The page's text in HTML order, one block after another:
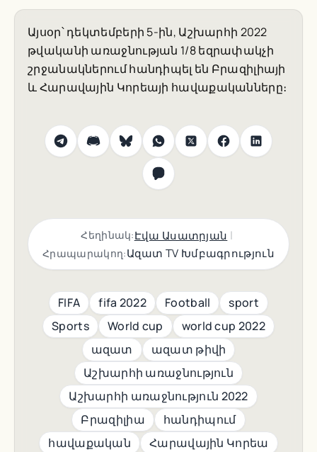
Այսօր՝ դեկտեմբերի 5-ին, Աշխարհի 2022
թվականի առաջնության 1/8 եզրափակչի
շրջանակներում հանդիպել են Բրազիլիայի
և Հարավային Կորեայի հավաքականները։
Հեղինակ:Էվա Ասատրյան |
Հրապարակող:Ազատ TV Խմբագրություն
FIFA fifa 2022 Football
sport
Sports
World cup
world cup 2022
ազատ
ազատ թիվի
Աշխարհի առաջնություն
Աշխարհի առաջնություն 2022
Բրազիլիա
հանդիպում
հավաքական
Հարավային Կորեա